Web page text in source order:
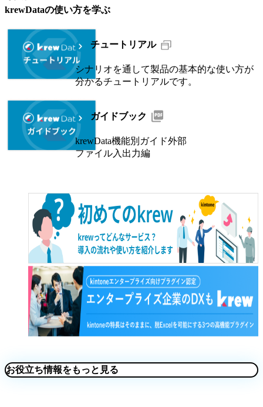
krewDataの使い方を学ぶ
チュートリアル
シナリオを通して製品の基本的な使い方が
分かるチュートリアルです。
ガイドブック
krewData機能別ガイド外部
ファイル入出力編
お役立ち情報をもっと見る